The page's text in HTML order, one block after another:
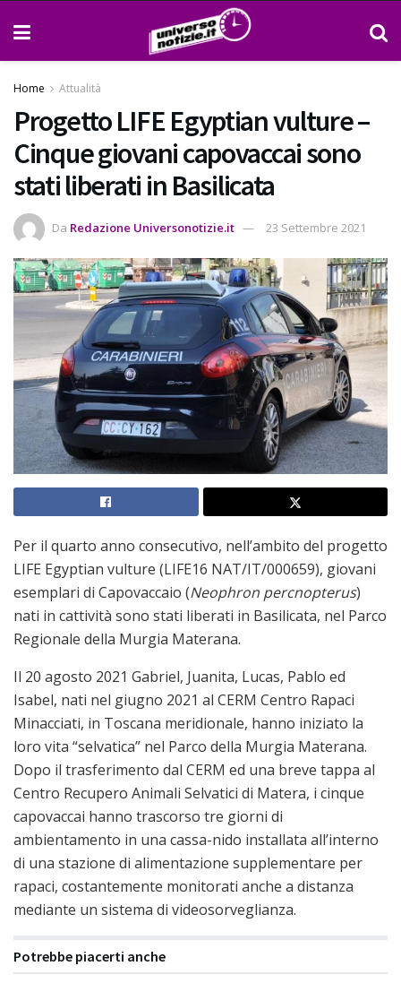
Home Attualità
Progetto LIFE Egyptian vulture –
Cinque giovani capovaccai sono
stati liberati in Basilicata
Da Redazione Universonotizie.it 23 Settembre 2021
Per il quarto anno consecutivo, nell’ambito del progetto
LIFE Egyptian vulture (LIFE16 NAT/IT/000659), giovani
esemplari di Capovaccaio (Neophron percnopterus)
nati in cattività sono stati liberati in Basilicata, nel Parco
Regionale della Murgia Materana.
Il 20 agosto 2021 Gabriel, Juanita, Lucas, Pablo ed
Isabel, nati nel giugno 2021 al CERM Centro Rapaci
Minacciati, in Toscana meridionale, hanno iniziato la
loro vita “selvatica” nel Parco della Murgia Materana.
Dopo il trasferimento dal CERM ed una breve tappa al
Centro Recupero Animali Selvatici di Matera, i cinque
capovaccai hanno trascorso tre giorni di
ambientamento in una cassa-nido installata all’interno
di una stazione di alimentazione supplementare per
rapaci, costantemente monitorati anche a distanza
mediante un sistema di videosorveglianza.
Potrebbe piacerti anche